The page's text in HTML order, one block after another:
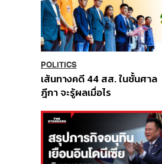
POLITICS
เส้นทางคดี 44 สส. ในชั้นศาล
ฎีกา จะรู้ผลเมื่อไร